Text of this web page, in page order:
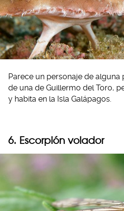
Parece un personaje de alguna
de una de Guillermo del Toro,
y habita en la Isla Galápagos.
6. Escorpión volador